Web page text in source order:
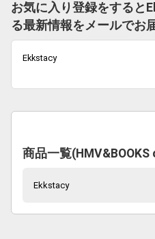
お気に入り登録をすると
る最新情報をメールでお
Ekkstacy
商品一覧(HMV&BOOKS
Ekkstacy